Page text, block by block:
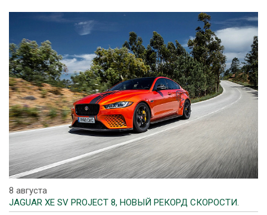
8 августа
JAGUAR XE SV PROJECT 8, НОВЫЙ РЕКОРД СКОРОСТИ.